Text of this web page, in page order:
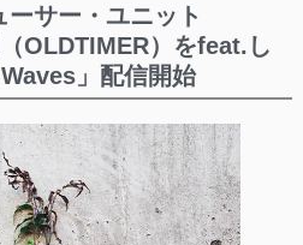
ーサー・ユニット
）をfeat.し
」配信開始